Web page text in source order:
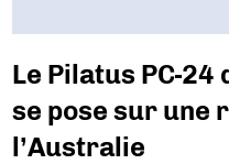
Le Pilatus PC-24
se pose sur une
l’Australie